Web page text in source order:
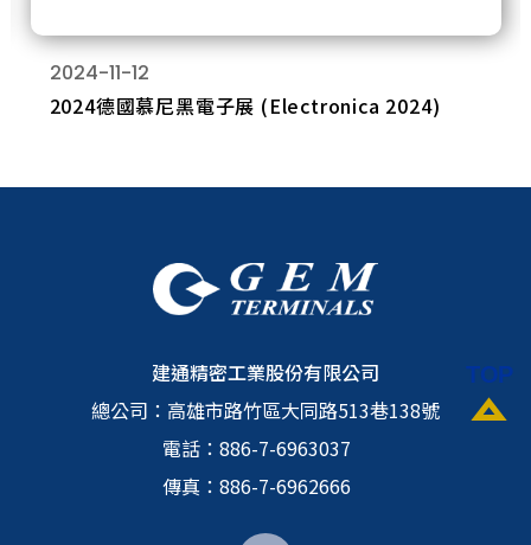
2024-11-12
2024德國慕尼黑電子展 (Electronica 2024)
建通精密工業股份有限公司
總公司： 高雄市路竹區大同路513巷138號
電話： 886-7-6963037
傳真：886-7-6962666